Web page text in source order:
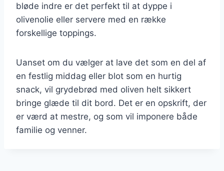
bløde indre er det perfekt til at dyppe i
olivenolie eller servere med en række
forskellige toppings.
Uanset om du vælger at lave det som en del af
en festlig middag eller blot som en hurtig
snack, vil grydebrød med oliven helt sikkert
bringe glæde til dit bord. Det er en opskrift, der
er værd at mestre, og som vil imponere både
familie og venner.